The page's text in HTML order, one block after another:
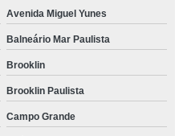
Avenida Miguel Yunes
Balneário Mar Paulista
Brooklin
Brooklin Paulista
Campo Grande